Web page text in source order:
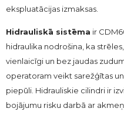
ekspluatācijas izmaksas.
Hidrauliskā sistēma ir
hidraulika nodrošina, ka
vienlaicīgi un bez jaudas
operatoram veikt sarežģītas
piepūli. Hidrauliskie cilindri ir
bojājumu risku darbā ar